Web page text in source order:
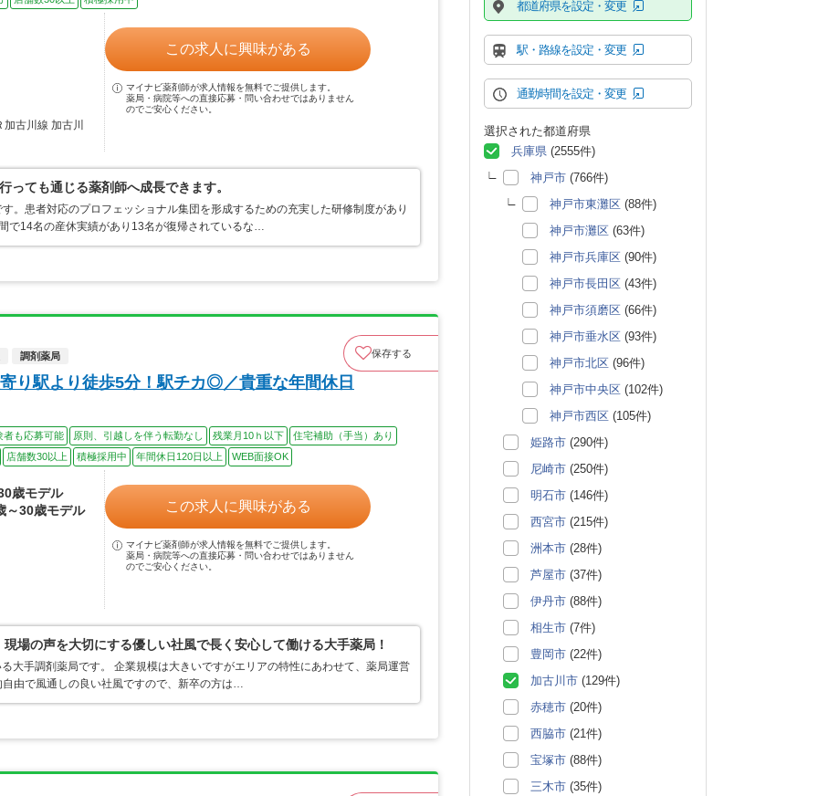
古川線 加古川
この求人に興味がある
マイナビ薬剤師が求人情報を無料でご提供します。
薬局・病院等への直接応募・問い合わせではありません
のでご安心ください。
っても通じる薬剤師へ成長できます。
。患者対応のプロフェッショナル集団を形成するための充実した研修制度があり
で14名の産休実績があり13名が復帰されているな…
調剤薬局 保存する
り駅より徒歩5分！駅チカ◎／貴重な年間休日
者も応募可能 原則、引越しを伴う転勤なし 残業月10ｈ以下
住宅補助（手当）あり
店舗数30以上
積極採用中 年間休日120日以上 WEB面接OK
歳モデル
～30歳モデル
この求人に興味がある
マイナビ薬剤師が求人情報を無料でご提供します。
薬局・病院等への直接応募・問い合わせではありません
のでご安心ください。
場の声を大切にする優しい社風で長く安心して働ける大手薬局！
大手調剤薬局です。 企業規模は大きいですがエリアの特性にあわせて、薬局運営
由で風通しの良い社風ですので、新卒の方は…
都道府県を設定・変更
駅・路線を設定・変更
通勤時間を設定・変更
選択された都道府県
兵庫県 (2555件)
神戸市 (766件)
神戸市東灘区 (88件)
神戸市灘区 (63件)
神戸市兵庫区 (90件)
神戸市長田区 (43件)
神戸市須磨区 (66件)
神戸市垂水区 (93件)
神戸市北区 (96件)
神戸市中央区 (102件)
神戸市西区 (105件)
姫路市 (290件)
尼崎市 (250件)
明石市 (146件)
西宮市 (215件)
洲本市 (28件)
芦屋市 (37件)
伊丹市 (88件)
相生市 (7件)
豊岡市 (22件)
加古川市 (129件)
赤穂市 (20件)
西脇市 (21件)
宝塚市 (88件)
三木市 (35件)